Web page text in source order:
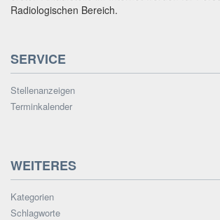
Radiologischen Bereich.
SERVICE
Stellenanzeigen
Terminkalender
WEITERES
Kategorien
Schlagworte